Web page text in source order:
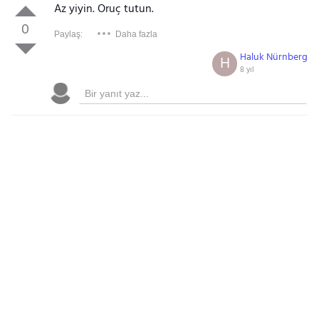
0
Az yiyin. Oruç tutun.
Paylaş: Daha fazla
Haluk Nürnberg
8 yıl
H